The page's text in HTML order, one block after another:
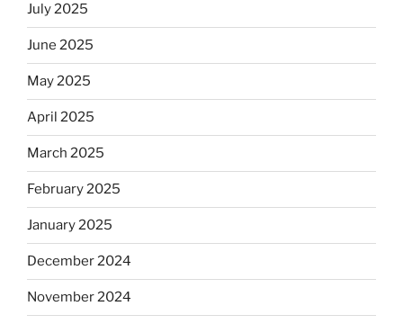
July 2025
June 2025
May 2025
April 2025
March 2025
February 2025
January 2025
December 2024
November 2024